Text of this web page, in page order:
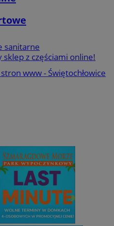
sanitarne
sklep z częściami online!
www - Świętochłowice